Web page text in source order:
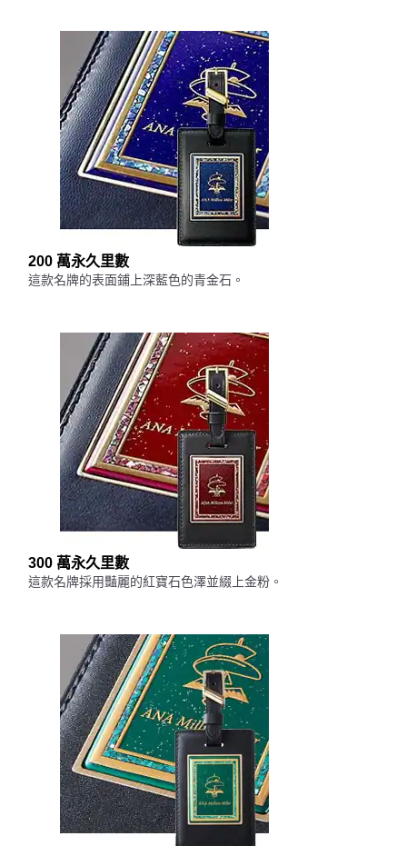
200 萬永久里數
這款名牌的表面鋪上深藍色的青金石。
300 萬永久里數
這款名牌採用豔麗的紅寶石色澤並綴上金粉。